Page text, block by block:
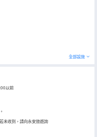
全部設施
以前
未收到，請向永安旅遊詢